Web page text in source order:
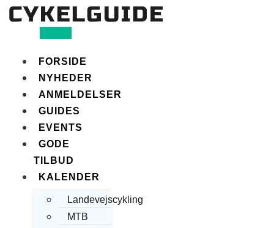
FORSIDE
NYHEDER
ANMELDELSER
GUIDES
EVENTS
GODE
TILBUD
KALENDER
Landevejscykling
MTB